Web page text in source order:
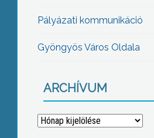
Pályázati kommunikáció
Gyöngyös Város Oldala
ARCHÍVUM
Archívum